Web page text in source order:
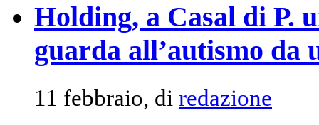
Holding, a Casal di P.
guarda all’autismo da
11 febbraio, di redazione